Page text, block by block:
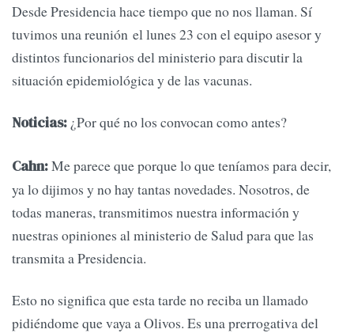
Desde Presidencia hace tiempo que no nos llaman. Sí
tuvimos una reunión el lunes 23 con el equipo asesor y
distintos funcionarios del ministerio para discutir la
situación epidemiológica y de las vacunas.
Noticias: ¿Por qué no los convocan como antes?
Cahn:Me parece que porque lo que teníamos para decir,
ya lo dijimos y no hay tantas novedades. Nosotros, de
todas maneras, transmitimos nuestra información y
nuestras opiniones al ministerio de Salud para que las
transmita a Presidencia.
Esto no significa que esta tarde no reciba un llamado
pidiéndome que vaya a Olivos. Es una prerrogativa del